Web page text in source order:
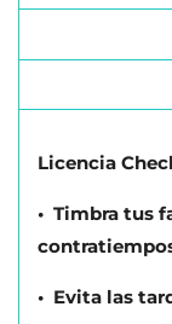
Licencia
• Timbra tus
• Evita las